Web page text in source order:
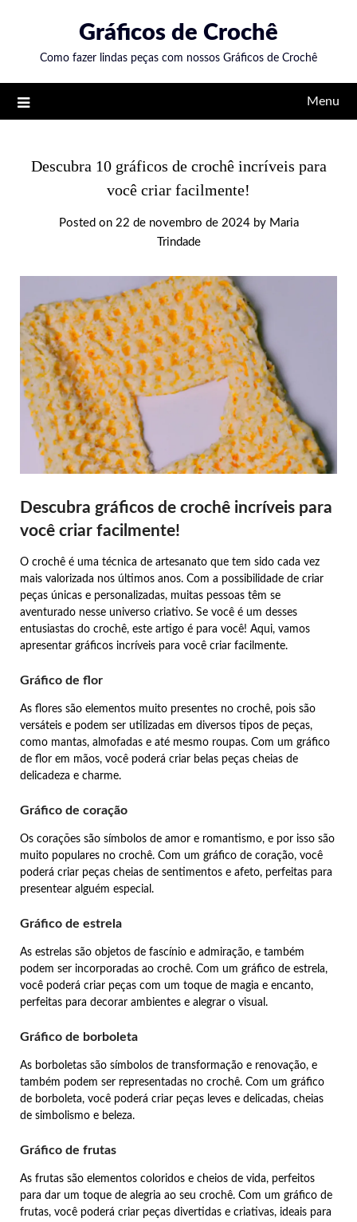
content
Gráficos de Crochê
Como fazer lindas peças com nossos Gráficos de Crochê
Menu
Descubra 10 gráficos de crochê incríveis para
você criar facilmente!
Posted on 22 de novembro de 2024by Maria
Trindade
Descubra gráficos de crochê incríveis para
você criar facilmente!
O crochê é uma técnica de artesanato que tem sido cada vez
mais valorizada nos últimos anos. Com a possibilidade de criar
peças únicas e personalizadas, muitas pessoas têm se
aventurado nesse universo criativo. Se você é um desses
entusiastas do crochê, este artigo é para você! Aqui, vamos
apresentar gráficos incríveis para você criar facilmente.
Gráfico de flor
As flores são elementos muito presentes no crochê, pois são
versáteis e podem ser utilizadas em diversos tipos de peças,
como mantas, almofadas e até mesmo roupas. Com um gráfico
de flor em mãos, você poderá criar belas peças cheias de
delicadeza e charme.
Gráfico de coração
Os corações são símbolos de amor e romantismo, e por isso são
muito populares no crochê. Com um gráfico de coração, você
poderá criar peças cheias de sentimentos e afeto, perfeitas para
presentear alguém especial.
Gráfico de estrela
As estrelas são objetos de fascínio e admiração, e também
podem ser incorporadas ao crochê. Com um gráfico de estrela,
você poderá criar peças com um toque de magia e encanto,
perfeitas para decorar ambientes e alegrar o visual.
Gráfico de borboleta
As borboletas são símbolos de transformação e renovação, e
também podem ser representadas no crochê. Com um gráfico
de borboleta, você poderá criar peças leves e delicadas, cheias
de simbolismo e beleza.
Gráfico de frutas
As frutas são elementos coloridos e cheios de vida, perfeitos
para dar um toque de alegria ao seu crochê. Com um gráfico de
frutas, você poderá criar peças divertidas e criativas, ideais para